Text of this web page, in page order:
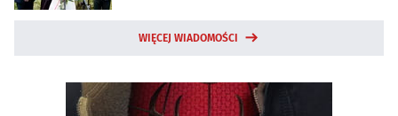
WIĘCEJ WIADOMOŚCI